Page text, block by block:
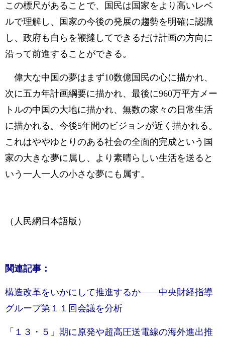
この標尺があることで、国民は国家をより高いレベ
ルで理解し、国家の今後の発展の趨勢を明確に認識
し、政府も自らを鞭撻してできるだけ計画の方向に
沿って前進することができる。
偉大な中国の夢はまず10数億国民の心に描かれ、
次に五カ年計画綱要に描かれ、最後に960万平方メー
トルの中国の大地に描かれ、無数の家々の日常生活
に描かれる。今後5年間のビジョンが近く描かれる。
これはややゆとりのある社会の全面的完成という国
家の大きな夢に属し、より素晴らしい生活を送ると
いう一人一人の小さな夢にも属す。
（人民網日本語版）
関連記事：
構造改革をいかにして推進するか——中央財経指導
グループ第１１回会議を分析
「１３・５」期に原発や超高圧送電線の海外進出推